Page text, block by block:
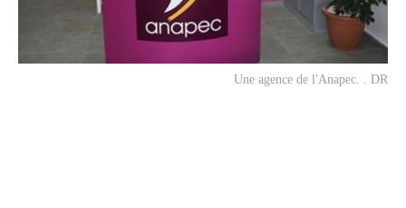
Une agence de l'Anapec. . DR